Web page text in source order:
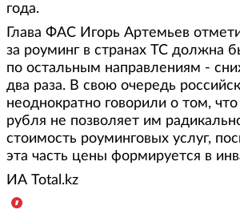
года.
Глава ФАС Игорь Артемьев
за роуминг в странах ТС должна
по остальным направлениям -
два раза. В свою очередь
неоднократно говорили о том,
рубля не позволяет им
стоимость роуминговых услуг,
эта часть цены формируется в
ИА Total.kz